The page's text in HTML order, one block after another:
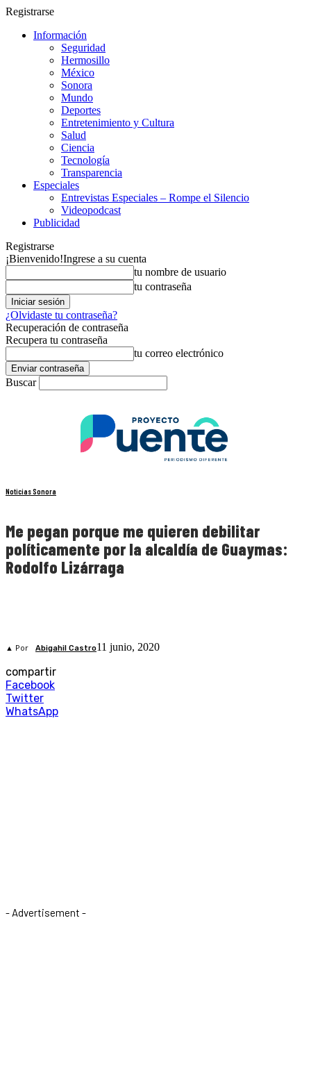
Registrarse
Información
Seguridad
Hermosillo
México
Sonora
Mundo
Deportes
Entretenimiento y Cultura
Salud
Ciencia
Tecnología
Transparencia
Especiales
Entrevistas Especiales – Rompe el Silencio
Videopodcast
Publicidad
Registrarse
¡Bienvenido!Ingrese a su cuenta
tu nombre de usuario
tu contraseña
¿Olvidaste tu contraseña?
Recuperación de contraseña
Recupera tu contraseña
tu correo electrónico
Buscar
Noticias Sonora
Me pegan porque me quieren debilitar
políticamente por la alcaldía de Guaymas:
Rodolfo Lizárraga
▲ Por Abigahil Castro11 junio, 2020
compartir
Facebook
Twitter
WhatsApp
- Advertisement -